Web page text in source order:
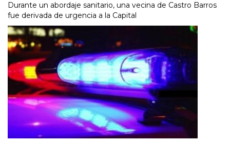
Durante un abordaje sanitario, una vecina de Castro Barros
fue derivada de urgencia a la Capital